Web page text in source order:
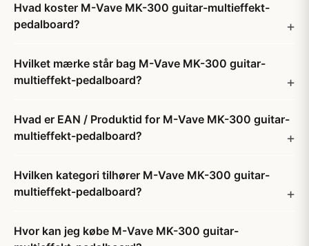
Hvad koster M-Vave MK-300 guitar-multieffekt-
pedalboard?
Hvilket mærke står bag M-Vave MK-300 guitar-
multieffekt-pedalboard?
Hvad er EAN / Produktid for M-Vave MK-300 guitar-
multieffekt-pedalboard?
Hvilken kategori tilhører M-Vave MK-300 guitar-
multieffekt-pedalboard?
Hvor kan jeg købe M-Vave MK-300 guitar-